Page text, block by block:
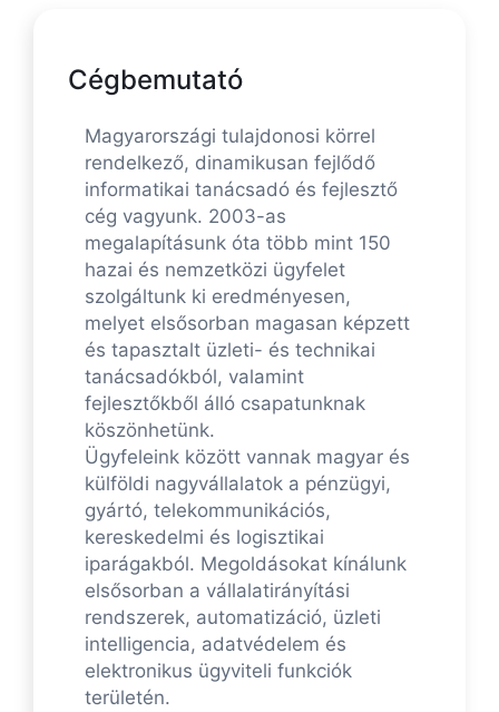
Cégbemutató
Magyarországi tulajdonosi körrel
rendelkező, dinamikusan fejlődő
informatikai tanácsadó és fejlesztő
cég vagyunk. 2003-as
megalapításunk óta több mint 150
hazai és nemzetközi ügyfelet
szolgáltunk ki eredményesen,
melyet elsősorban magasan képzett
és tapasztalt üzleti- és technikai
tanácsadókból, valamint
fejlesztőkből álló csapatunknak
köszönhetünk.
Ügyfeleink között vannak magyar és
külföldi nagyvállalatok a pénzügyi,
gyártó, telekommunikációs,
kereskedelmi és logisztikai
iparágakból. Megoldásokat kínálunk
elsősorban a vállalatirányítási
rendszerek, automatizáció, üzleti
intelligencia, adatvédelem és
elektronikus ügyviteli funkciók
területén.